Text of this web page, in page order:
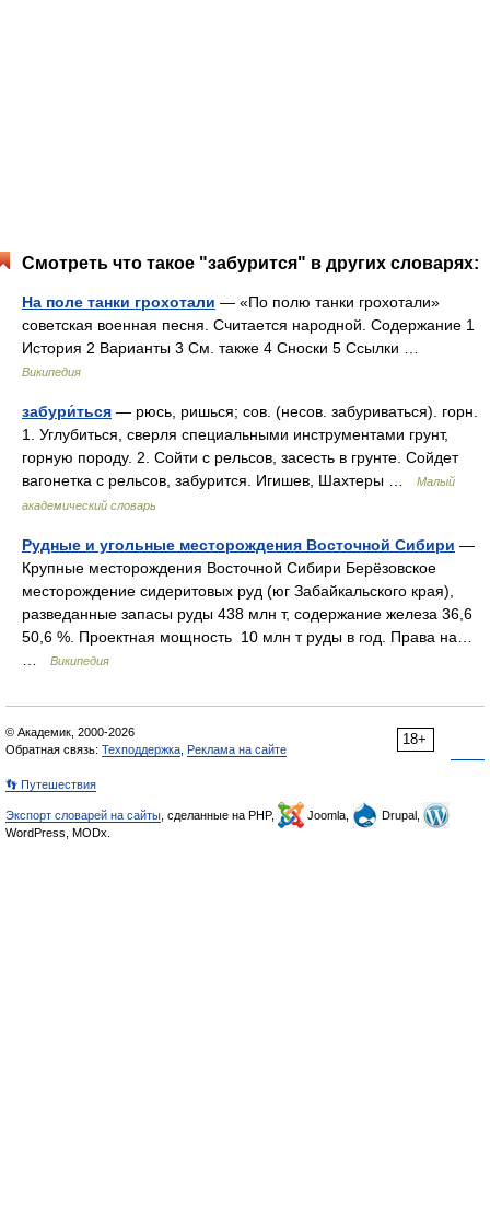
Смотреть что такое "забурится" в других словарях:
На поле танки грохотали — «По полю танки грохотали»
советская военная песня. Считается народной. Содержание 1
История 2 Варианты 3 См. также 4 Сноски 5 Ссылки …
Википедия
забури́ться — рюсь, ришься; сов. (несов. забуриваться). горн.
1. Углубиться, сверля специальными инструментами грунт,
горную породу. 2. Сойти с рельсов, засесть в грунте. Сойдет
вагонетка с рельсов, забурится. Игишев, Шахтеры …
Малый
академический словарь
Рудные и угольные месторождения Восточной Сибири —
Крупные месторождения Восточной Сибири Берёзовское
месторождение сидеритовых руд (юг Забайкальского края),
разведанные запасы руды 438 млн т, содержание железа 36,6
50,6 %. Проектная мощность 10 млн т руды в год. Права на…
Википедия
18+
© Академик, 2000-2026
Обратная связь: Техподдержка Реклама на сайте
👣 Путешествия
Экспорт словарей на сайты , сделанные на PHP, Joomla,
Drupal,
WordPress, MODx.